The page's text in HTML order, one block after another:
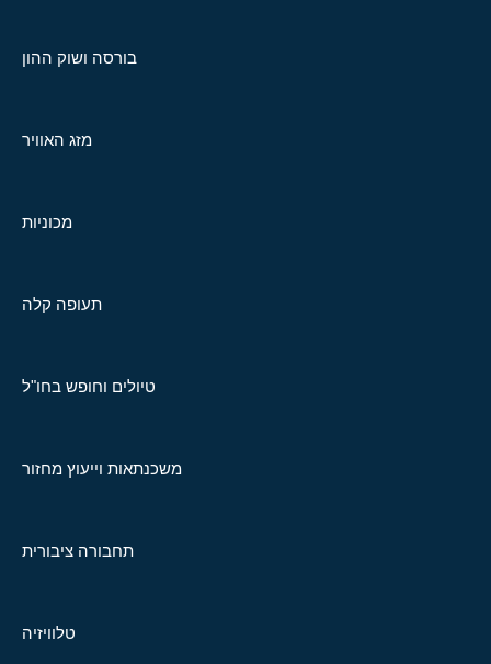
בורסה ושוק ההון
מזג האוויר
מכוניות
תעופה קלה
טיולים וחופש בחו"ל
משכנתאות וייעוץ מחזור
תחבורה ציבורית
טלוויזיה